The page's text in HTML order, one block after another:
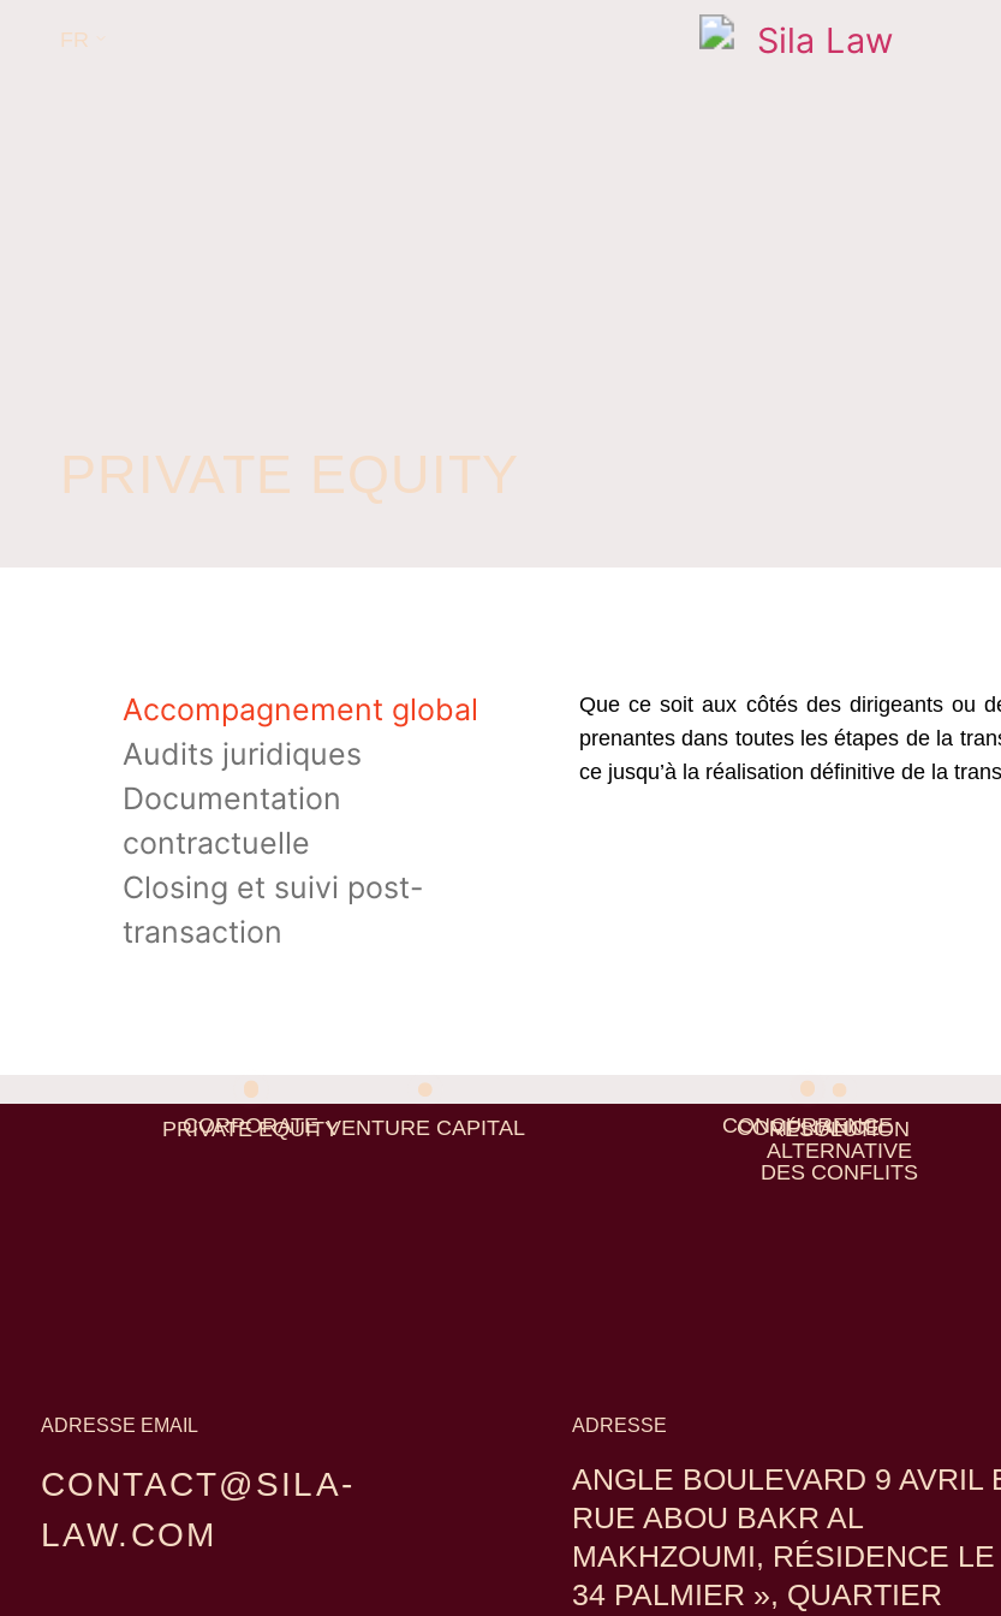
FR
PRIVATE EQUITY
Accompagnement global
Audits juridiques
Documentation
contractuelle
Closing et suivi post-
transaction
Que ce soit aux côtés des dirigeants ou
prenantes dans toutes les étapes de la
ce jusqu’à la réalisation définitive de la
CORPORATE CONCURRENCE
VENTURE CAPITAL COMPLIANCE
PRIVATE EQUITY
RÉSOLUTION
ALTERNATIVE
DES CONFLITS
ADRESSE EMAIL
CONTACT@SILA-
LAW.COM
ADRESSE
ANGLE BOULEVARD 9 AVRIL
RUE ABOU BAKR AL
MAKHZOUMI, RÉSIDENCE LE
34 PALMIER », QUARTIER